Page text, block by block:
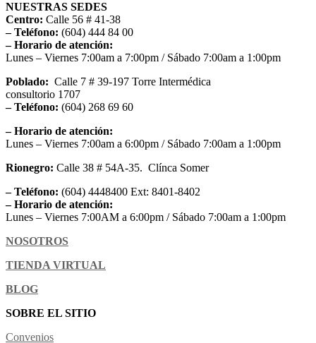
NUESTRAS SEDES
Centro: Calle 56 # 41-38
– Teléfono: (604) 444 84 00
– Horario de atención:
Lunes – Viernes 7:00am a 7:00pm / Sábado 7:00am a 1:00pm
Poblado: Calle 7 # 39-197 Torre Intermédica
consultorio 1707
– Teléfono: (604) 268 69 60
– Horario de atención:
Lunes – Viernes 7:00am a 6:00pm / Sábado 7:00am a 1:00pm
Rionegro: Calle 38 # 54A-35. Clínca Somer
– Teléfono: (604) 4448400 Ext: 8401-8402
– Horario de atención:
Lunes – Viernes 7:00AM a 6:00pm / Sábado 7:00am a 1:00pm
NOSOTROS
TIENDA VIRTUAL
BLOG
SOBRE EL SITIO
Convenios